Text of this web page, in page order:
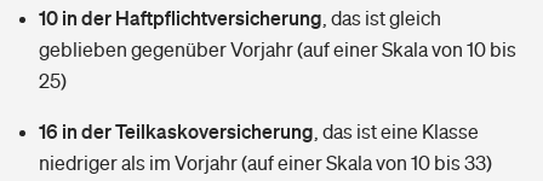
Wer versichert was: Jetzt Versicherer finden
Sie haben Fragen?
Mietkautionsversicherung
Restkreditversicherung
Kinderinvalidität
Hundehalter-Haftpflicht
Tierkrankenversicherung
Zur Übersicht
Tools
10 in der Haftpflichtversicherung das ist gleich
geblieben gegenüber Vorjahr (auf einer Skala von 10 bis
25)
16 in der Teilkaskoversicherung das ist eine Klasse
niedriger als im Vorjahr (auf einer Skala von 10 bis 33)